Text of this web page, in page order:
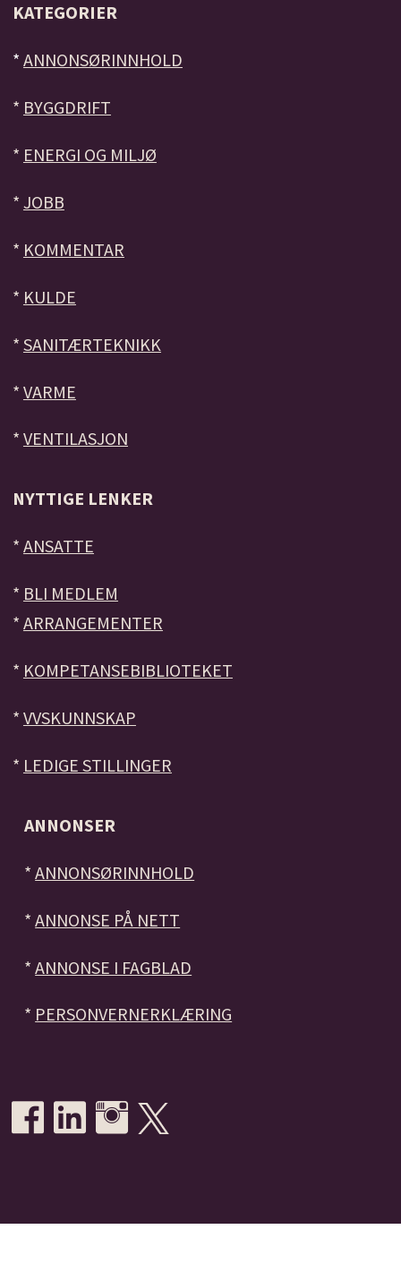
KATEGORIER
* ANNONSØRINNHOLD
* BYGGDRIFT
* ENERGI OG MILJØ
* JOBB
* KOMMENTAR
* KULDE
* SANITÆRTEKNIKK
* VARME
* VENTILASJON
NYTTIGE LENKER
* ANSATTE
* BLI MEDLEM
* ARRANGEMENTER
* KOMPETANSEBIBLIOTEKET
* VVSKUNNSKAP
* LEDIGE STILLINGER
ANNONSER
*ANNONSØRINNHOLD
*ANNONSE PÅ NETT
*ANNONSE I FAGBLAD
* PERSONVERNERKLÆRING